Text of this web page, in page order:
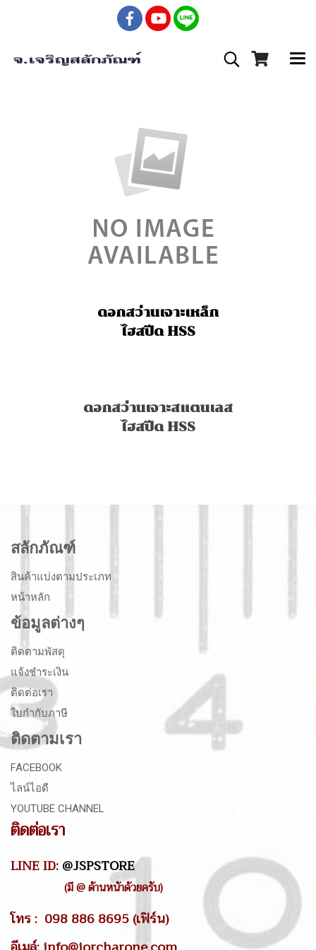
ดอกสว่านเจาะเหล็ก
ไฮสปีด HSS
ดอกสว่านเจาะสแตนเลส
ไฮสปีด HSS
สลักภัณฑ์
สินค้าแบ่งตามประเภท
หน้าหลัก
ข้อมูลต่างๆ
ติดตามพัสดุ
แจ้งชำระเงิน
ติดต่อเรา
ใบกำกับภาษี
ติดตามเรา
FACEBOOK
ไลน์ไอดี
YOUTUBE CHANNEL
ติดต่อเรา
LINE ID:@JSPSTORE
(มี @ ด้านหน้าด้วยครับ)
โทร : 098 886 8695 (เฟิร์น)